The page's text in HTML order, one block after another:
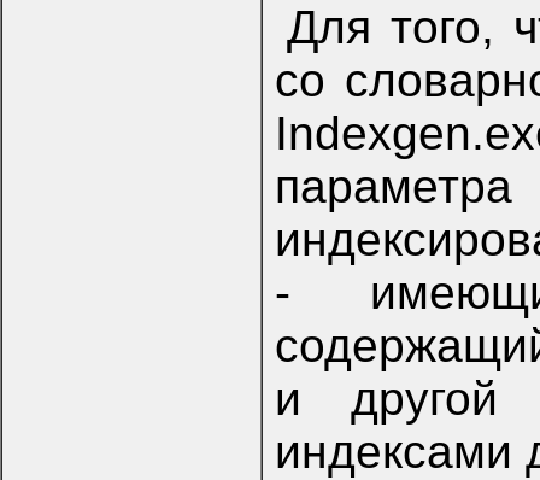
Для того,
со
-
и
индексами